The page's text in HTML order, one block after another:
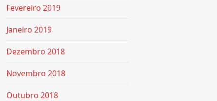
Fevereiro 2019
Janeiro 2019
Dezembro 2018
Novembro 2018
Outubro 2018